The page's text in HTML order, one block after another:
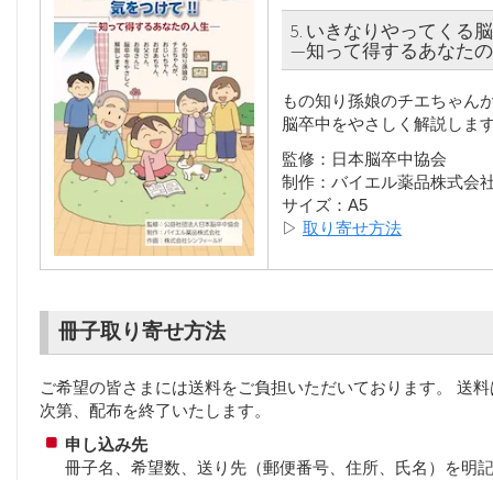
5. いきなりやってくる
—知って得するあなた
もの知り孫娘のチエちゃん
脳卒中をやさしく解説しま
監修：日本脳卒中協会
制作：バイエル薬品株式会
サイズ：A5
▷ 取り寄せ方法
冊子取り寄せ方法
ご希望の皆さまには送料をご負担いただいております。 送
次第、配布を終了いたします。
申し込み先
冊子名、希望数、送り先（郵便番号、住所、氏名）を明